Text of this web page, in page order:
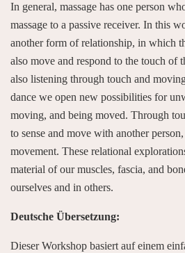
In general, massage has one person
massage to a passive receiver. In this
another form of relationship, in which
also move and respond to the touch of
also listening through touch and
dance we open new possibilities for
moving, and being moved. Through
to sense and move with another
movement. These relational
material of our muscles, fascia, and
ourselves and in others.
Deutsche Übersetzung:
Dieser Workshop basiert auf einem